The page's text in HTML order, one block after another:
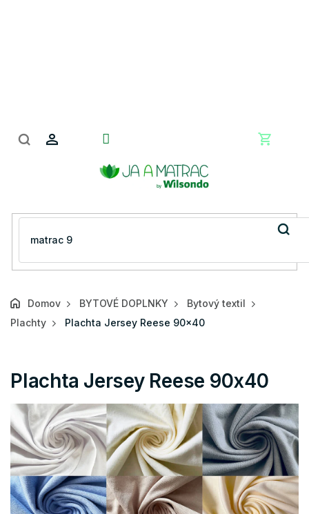
Domov BYTOVÉ DOPLNKY
Bytový textil
Plachty
Plachta Jersey Reese 90x40
Plachta Jersey Reese 90x40